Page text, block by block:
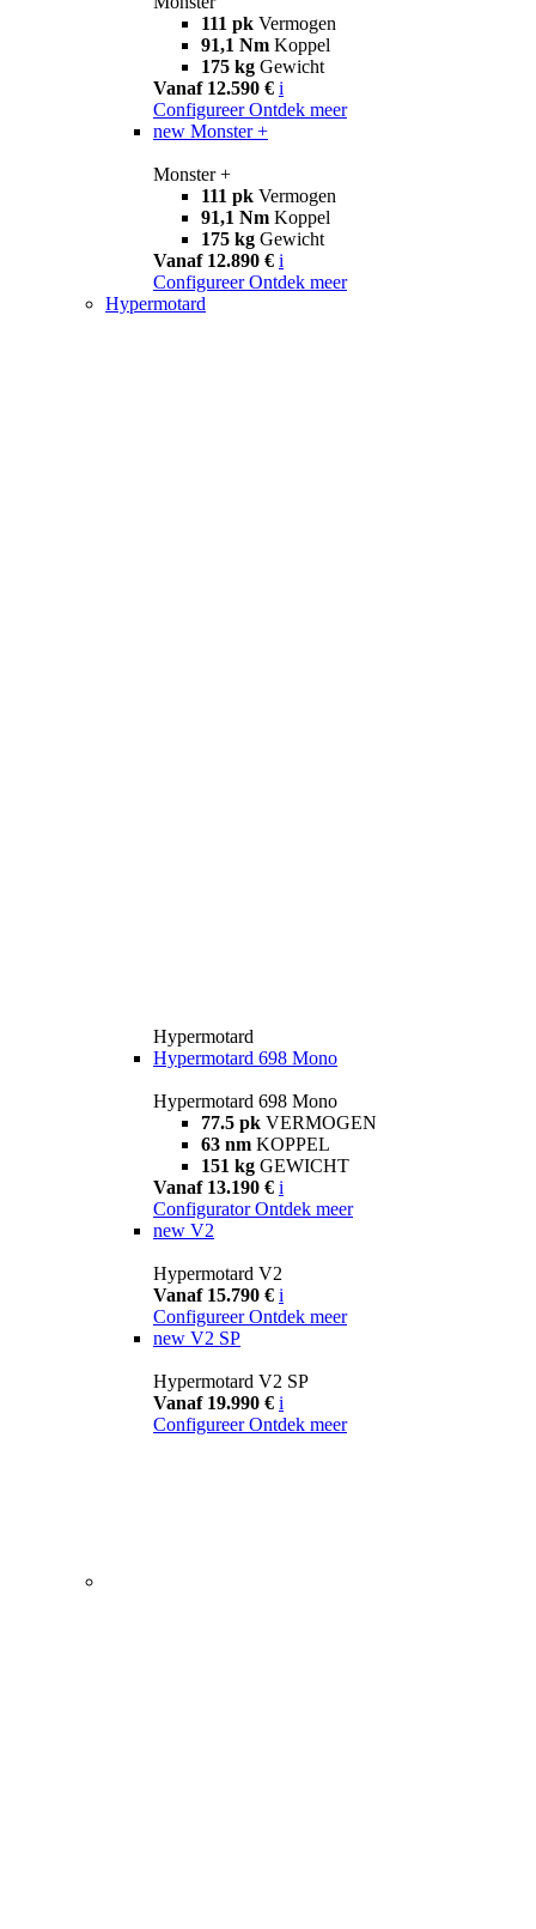
111 pk Vermogen
91,1 Nm Koppel
175 kg Gewicht
Vanaf 12.590 € i
Configureer Ontdek meer
new Monster +
Monster +
111 pk Vermogen
91,1 Nm Koppel
175 kg Gewicht
Vanaf 12.890 € i
Configureer Ontdek meer
Hypermotard
Hypermotard
Hypermotard 698 Mono
Hypermotard 698 Mono
77.5 pk VERMOGEN
63 nm KOPPEL
151 kg GEWICHT
Vanaf 13.190 € i
Configurator Ontdek meer
new V2
Hypermotard V2
Vanaf 15.790 € i
Configureer Ontdek meer
new V2 SP
Hypermotard V2 SP
Vanaf 19.990 € i
Configureer Ontdek meer